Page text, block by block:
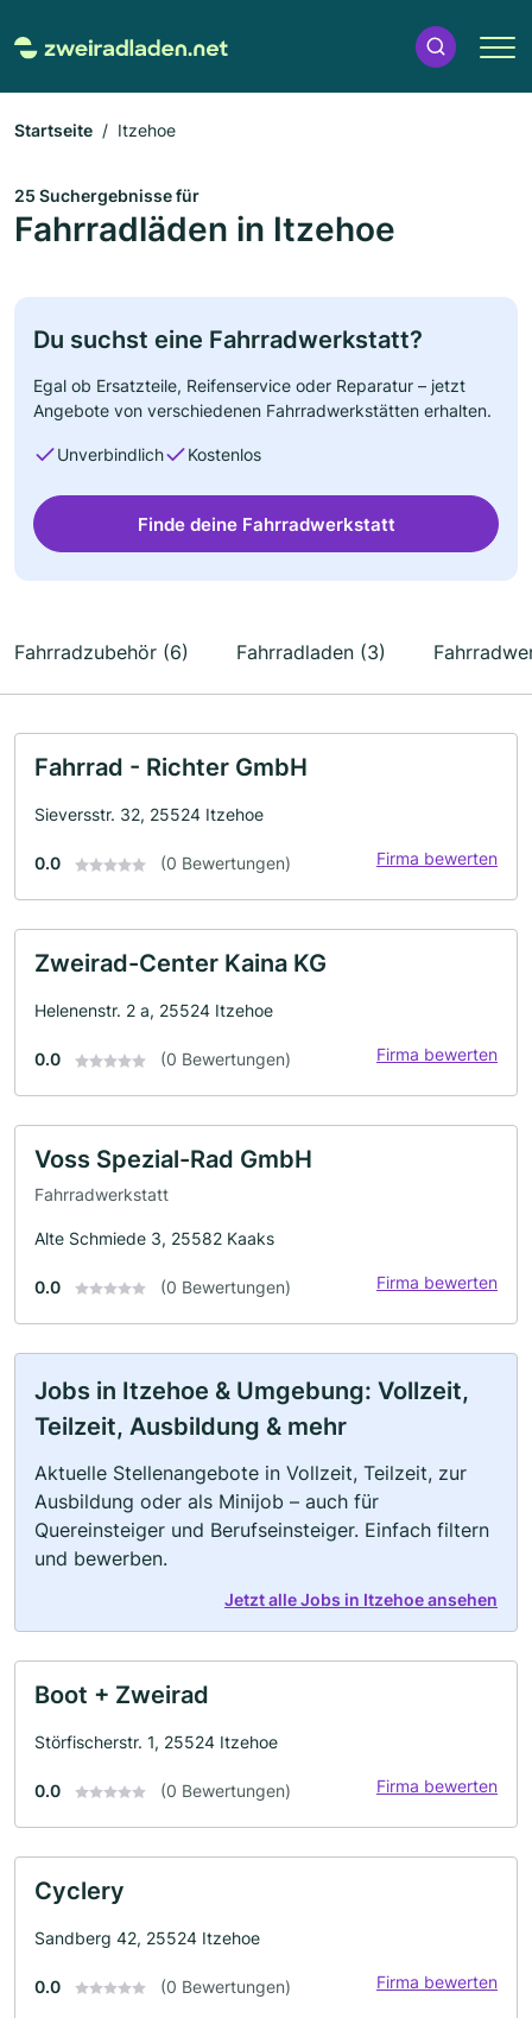
Startseite Itzehoe
25 Suchergebnisse für
Fahrradläden in Itzehoe
Du suchst eine Fahrradwerkstatt?
Egal ob Ersatzteile, Reifenservice oder Reparatur – jetzt
Angebote von verschiedenen Fahrradwerkstätten erhalten.
Unverbindlich Kostenlos
Finde deine Fahrradwerkstatt
Fahrradzubehör (6) Fahrradladen (3)
Fahrrad - Richter GmbH
Sieversstr. 32, 25524 Itzehoe
0.0 (0 Bewertungen) Firma bewerten
Zweirad-Center Kaina KG
Helenenstr. 2 a, 25524 Itzehoe
0.0 (0 Bewertungen) Firma bewerten
Voss Spezial-Rad GmbH
Fahrradwerkstatt
Alte Schmiede 3, 25582 Kaaks
0.0 (0 Bewertungen) Firma bewerten
Jobs in Itzehoe & Umgebung: Vollzeit,
Teilzeit, Ausbildung & mehr
Aktuelle Stellenangebote in Vollzeit, Teilzeit, zur
Ausbildung oder als Minijob – auch für
Quereinsteiger und Berufseinsteiger. Einfach filtern
und bewerben.
Jetzt alle Jobs in Itzehoe ansehen
Boot + Zweirad
Störfischerstr. 1, 25524 Itzehoe
0.0 (0 Bewertungen) Firma bewerten
Cyclery
Sandberg 42, 25524 Itzehoe
0.0 (0 Bewertungen) Firma bewerten